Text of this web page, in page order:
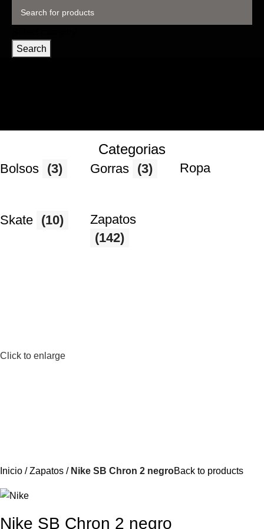
Search
Categorias
Bolsos (3) Gorras (3) Ropa
Skate (10)
Zapatos
(142)
Click to enlarge
Inicio Zapatos Nike SB Chron 2 negroBack to products
Nike SB Chron 2 negro